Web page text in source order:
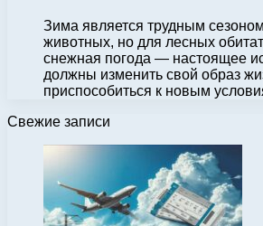
Зима является трудным
животных, но для лесных
снежная погода — настоящее
должны изменить свой образ
приспособиться к новым
Свежие записи